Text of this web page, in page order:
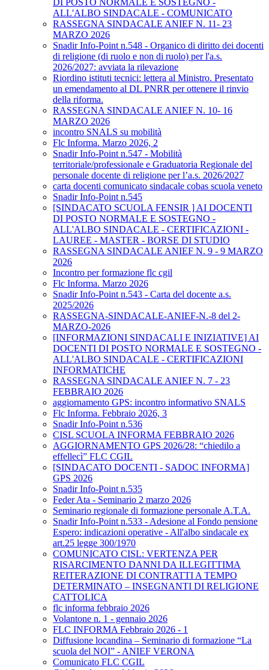
DI POSTO NORMALE E SOSTEGNO -
ALL'ALBO SINDACALE - COMUNICATO
RASSEGNA SINDACALE ANIEF N. 11- 23
MARZO 2026
Snadir Info-Point n.548 - Organico di diritto dei docenti
di religione (di ruolo e non di ruolo) per l'a.s.
2026/2027: avviata la rilevazione
Riordino istituti tecnici: lettera al Ministro. Presentato
un emendamento al DL PNRR per ottenere il rinvio
della riforma.
RASSEGNA SINDACALE ANIEF N. 10- 16
MARZO 2026
incontro SNALS su mobilità
Flc Informa. Marzo 2026, 2
Snadir Info-Point n.547 - Mobilità
territoriale/professionale e Graduatoria Regionale del
personale docente di religione per l’a.s. 2026/2027
carta docenti comunicato sindacale cobas scuola veneto
Snadir Info-Point n.545
[SINDACATO SCUOLA FENSIR ] AI DOCENTI
DI POSTO NORMALE E SOSTEGNO -
ALL'ALBO SINDACALE - CERTIFICAZIONI -
LAUREE - MASTER - BORSE DI STUDIO
RASSEGNA SINDACALE ANIEF N. 9 - 9 MARZO
2026
Incontro per formazione flc cgil
Flc Informa. Marzo 2026
Snadir Info-Point n.543 - Carta del docente a.s.
2025/2026
RASSEGNA-SINDACALE-ANIEF-N.-8 del 2-
MARZO-2026
[INFORMAZIONI SINDACALI E INIZIATIVE] AI
DOCENTI DI POSTO NORMALE E SOSTEGNO -
ALL'ALBO SINDACALE - CERTIFICAZIONI
INFORMATICHE
RASSEGNA SINDACALE ANIEF N. 7 - 23
FEBBRAIO 2026
aggiornamento GPS: incontro informativo SNALS
Flc Informa. Febbraio 2026, 3
Snadir Info-Point n.536
CISL SCUOLA INFORMA FEBBRAIO 2026
AGGIORNAMENTO GPS 2026/28: “chiedilo a
effellecì” FLC CGIL
[SINDACATO DOCENTI - SADOC INFORMA]
GPS 2026
Snadir Info-Point n.535
Feder Ata - Seminario 2 marzo 2026
Seminario regionale di formazione personale A.T.A.
Snadir Info-Point n.533 - Adesione al Fondo pensione
Espero: indicazioni operative - All'albo sindacale ex
art.25 legge 300/1970
COMUNICATO CISL: VERTENZA PER
RISARCIMENTO DANNI DA ILLEGITTIMA
REITERAZIONE DI CONTRATTI A TEMPO
DETERMINATO – INSEGNANTI DI RELIGIONE
CATTOLICA
flc informa febbraio 2026
Volantone n. 1 - gennaio 2026
FLC INFORMA Febbraio 2026 - 1
Diffusione locandina – Seminario di formazione “La
scuola del NOI” - ANIEF VERONA
Comunicato FLC CGIL